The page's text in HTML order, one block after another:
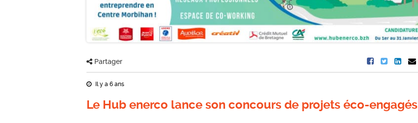
Partager
Il y a 6 ans
Le Hub enerco lance son concours de projets éco-engagés